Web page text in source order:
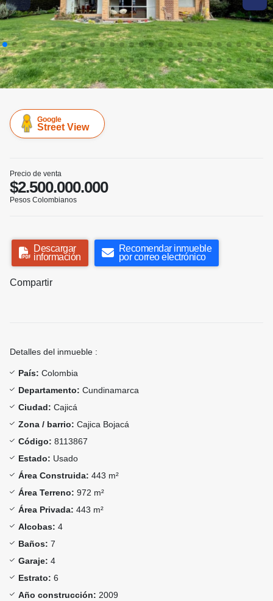
Google
Street View
Precio de venta
$2.500.000.000
Pesos Colombianos
Descargar
información
Recomendar inmueble
por correo electrónico
Compartir
Detalles del inmueble :
País: Colombia
Departamento: Cundinamarca
Ciudad: Cajicá
Zona / barrio: Cajica Bojacá
Código: 8113867
Estado: Usado
Área Construida: 443 m²
Área Terreno: 972 m²
Área Privada: 443 m²
Alcobas: 4
Baños: 7
Garaje: 4
Estrato: 6
Año construcción: 2009